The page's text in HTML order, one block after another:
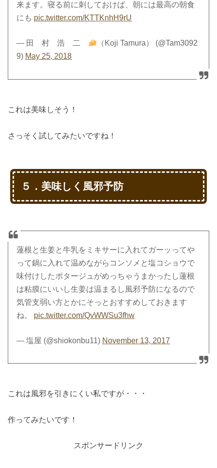
来ます。寝る前に刺しておけば、朝には最高の朝食
にも pic.twitter.com/KTTKnhH9rU
— 田 村 浩 二
（Koji Tamura） (@Tam3092
9) May 25, 2018
これは美味しそう！
さっそく試してみたいですね！
５．美味しく風邪予防
蓮根と生姜と牛乳をミキサーに入れてガーッってや
って鍋に入れて温めながらコンソメと塩コショウで
味付けしたポタージュがめっちゃうまかったし蓮根
は粘膜にいいし生姜は温まるし風邪予防になるので
気管支弱い方とかにそっとおすすめしておきます
ね。 pic.twitter.com/QvWWSu3fhw
— 塩屋 (@shiokonbu11) November 13, 2017
これは風邪を引きにくい私ですが・・・
作ってみたいです！
スポンサードリンク